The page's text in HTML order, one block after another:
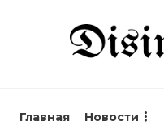
Главная Новости